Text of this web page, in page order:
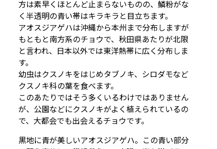
方は素早くほとんど止まらないものの、鱗粉がな
く半透明の青い帯はキラキラと目立ちます。
アオスジアゲハは沖縄から本州まで分布しますが
もともと南方系のチョウで、秋田県あたりが北限
と言われ、日本以外では東洋熱帯に広く分布しま
す。
幼虫はクスノキをはじめタブノキ、シロダモなど
クスノキ科の葉を食べます。
このあたりではそう多くいるわけではありません
が、公園などにクスノキがよく植えられているの
で、大都会でも出会えるチョウです。
黒地に青が美しいアオスジアゲハ。この青い部分